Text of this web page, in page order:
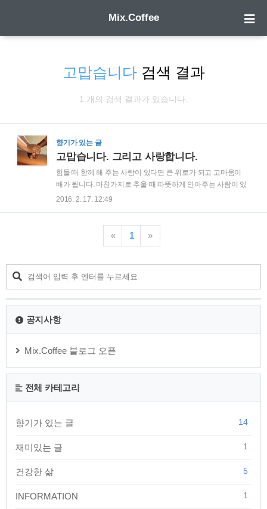
Mix.Coffee
고맙습니다검색 결과
1 개의 검색 결과가 있습니다.
향기가 있는 글
고맙습니다. 그리고 사랑합니다.
힘들 때 함께 해 주는 사람이 있다면 큰 위로가 되고 고마움이
배가 됩니다. 마찬가지로 추울 때 따뜻하게 안아주는 사람이 있
다면 아무리 매서운 추위라도 쉽게 이겨낼 수 있습니다. 우리 주
움에 대해 잘 알지 못하고 지나치곤 합니다. 즐거울 때 함께 해
주는 사람보다 어렵고 힘들 때 큰 힘이 되어주고 함께 해 주는
고마운 분들에게 감사의 마음을 표시해 보시기 바랍니다. 부모
님일 수도 있고 가족일 수도 있는 내가 힘들 때 나에게 큰 힘과
위로가 되어 준 그런 분들을..
2016. 2. 17. 12:49
« 1 »
공지사항
Mix.Coffee 블로그 오픈
전체 카테고리
향기가 있는 글 14
재미있는 글 1
건강한 삶 5
INFORMATION 1